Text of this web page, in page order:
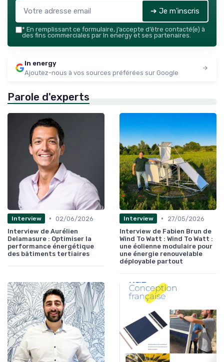
➔ Je m'inscris
* En remplissant ce formulaire, j’accepte d’être contacté(e) à
des fins commerciales par In energy et ses partenaires.
In energy
Ajoutez-nous à vos sources préférées sur Google
Parole d'experts
Interview • 02/06/2026
Interview de Aurélien
Delamasure : Optimiser la
performance énergétique
des bâtiments tertiaires
Interview •
27/05/2026
Interview de Fabien Brun de
Wind To Watt : Wind To Watt :
une éolienne modulaire pour
une énergie renouvelable
déployable partout